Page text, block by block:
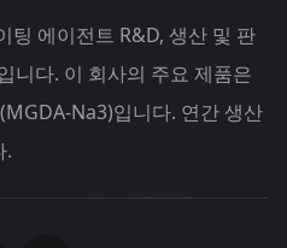
에이전트 R&D, 생산 및 판
니다. 이 회사의 주요 제품은
Na3)입니다. 연간 생산
.